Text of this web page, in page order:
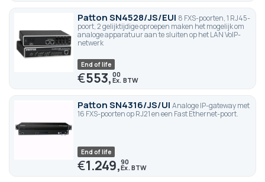
Patton SN4528/JS/EUI 8 FXS-poorten, 1 RJ45-
poort, 2 gelijktijdige oproepen maken het mogelijk om
analoge apparatuur aan te sluiten op het LAN VoIP-
netwerk
End of life
€553,00
Patton SN4316/JS/UI Analoge IP-gateway met
16 FXS-poorten op RJ21 en een Fast Ethernet-poort.
End of life
€1.249,90